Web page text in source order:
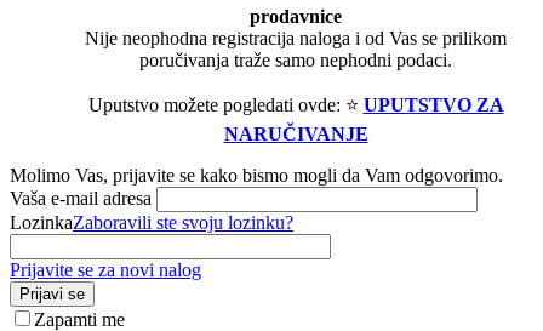
prodavnice
Nije neophodna registracija naloga i od Vas se prilikom
poručivanja traže samo nephodni podaci.
Uputstvo možete pogledati ovde: ⭐ UPUTSTVO ZA
NARUČIVANJE
Molimo Vas, prijavite se kako bismo mogli da Vam odgovorimo.
Vaša e-mail adresa
LozinkaZaboravili ste svoju lozinku?
Prijavite se za novi nalog
Prijavi se
Zapamti me